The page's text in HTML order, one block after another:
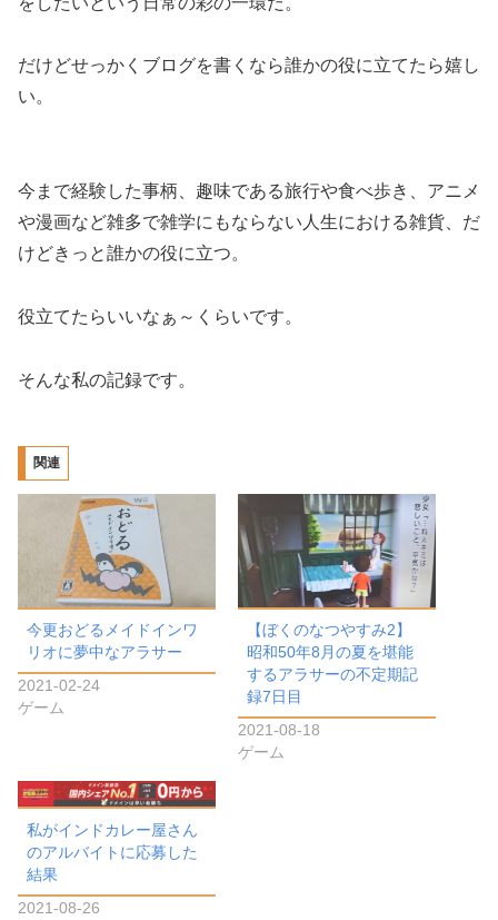
だけどせっかくブログを書くなら誰かの役に立てたら嬉し
い。
今まで経験した事柄、趣味である旅行や食べ歩き、アニメ
や漫画など雑多で雑学にもならない人生における雑貨、だ
けどきっと誰かの役に立つ。
役立てたらいいなぁ～くらいです。
そんな私の記録です。
関連
今更おどるメイドインワ
リオに夢中なアラサー
2021-02-24
ゲーム
【ぼくのなつやすみ2】
昭和50年8月の夏を堪能
するアラサーの不定期記
録7日目
2021-08-18
ゲーム
私がインドカレー屋さん
のアルバイトに応募した
結果
2021-08-26